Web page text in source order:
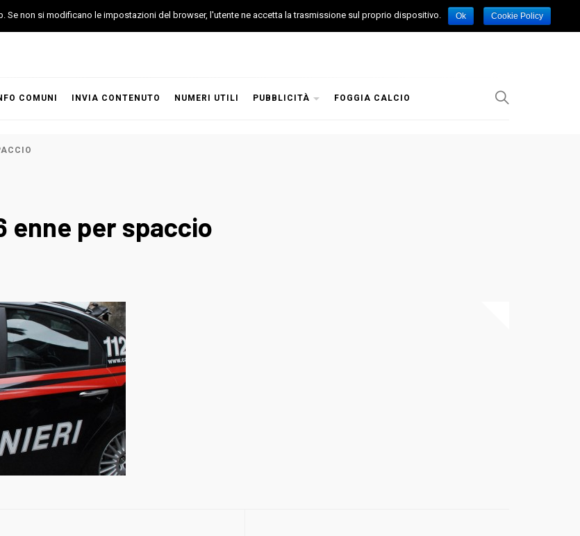
COMUNI INVIA CONTENUTO NUMERI UTILI PUBBLICITÀ FOGGIA CALCIO
enne per spaccio
non si modificano le impostazioni del browser, l'utente ne accetta la trasmissione sul proprio dispositivo. Ok Cookie Policy